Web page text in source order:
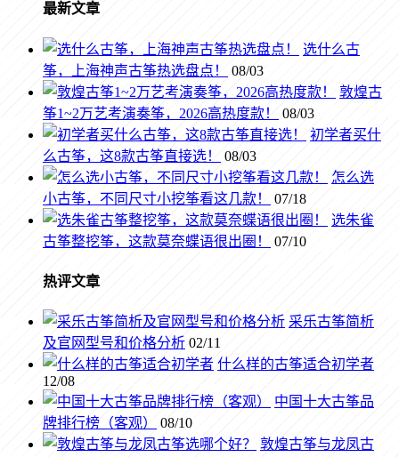
最新文章
选什么古
筝，上海神声古筝热选盘点！
08/03
敦煌古
筝1~2万艺考演奏筝，2026高热度款！
08/03
初学者买什
么古筝，这8款古筝直接选！
08/03
怎么选
小古筝，不同尺寸小挖筝看这几款！
07/18
选朱雀
古筝整挖筝，这款莫奈蝶语很出圈！
07/10
热评文章
采乐古筝简析
及官网型号和价格分析 02/11
什么样的古筝适合初学者
12/08
中国十大古筝品
牌排行榜（客观）
08/10
敦煌古筝与龙凤古